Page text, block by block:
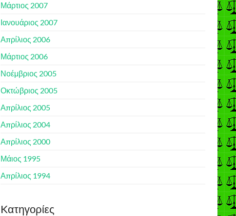
Μάρτιος 2007
Ιανουάριος 2007
Απρίλιος 2006
Μάρτιος 2006
Νοέμβριος 2005
Οκτώβριος 2005
Απρίλιος 2005
Απρίλιος 2004
Απρίλιος 2000
Μάιος 1995
Απρίλιος 1994
Kατηγορίες